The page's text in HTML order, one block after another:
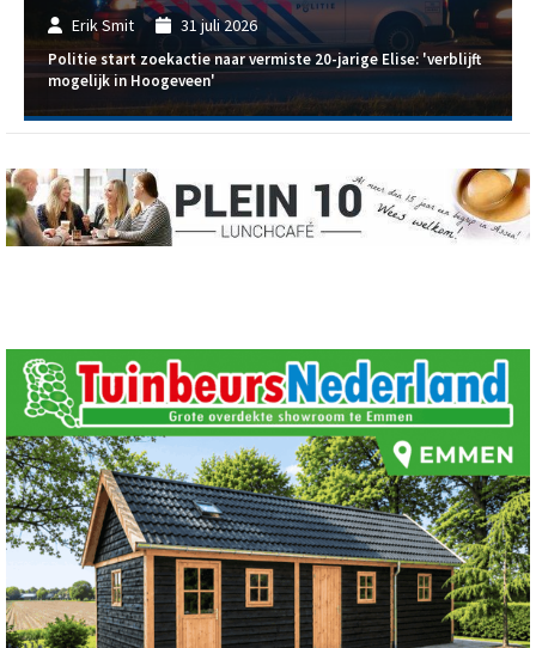
Erik Smit 31 juli 2026
Politie start zoekactie naar vermiste 20-jarige Elise: 'verblijft
mogelijk in Hoogeveen'